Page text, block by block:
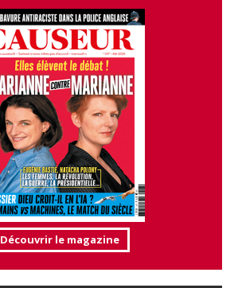
Découvrir le magazine